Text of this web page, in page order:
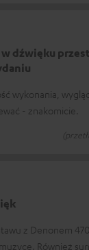
dźwięku
wykonania,
- znakomicie.
z Denonem
Również